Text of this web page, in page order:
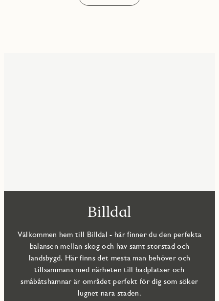
Billdal
Välkommen hem till Billdal - här finner du den perfekta
balansen mellan skog och hav samt storstad och
landsbygd. Här finns det mesta man behöver och
tillsammans med närheten till badplatser och
småbåtshamnar är området perfekt för dig som söker
lugnet nära staden.